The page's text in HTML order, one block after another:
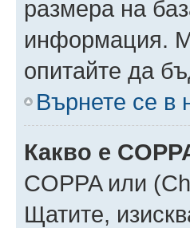
размера на
информация.
опитайте да
Върнете се в
Какво е
COPPA или
Щатите,